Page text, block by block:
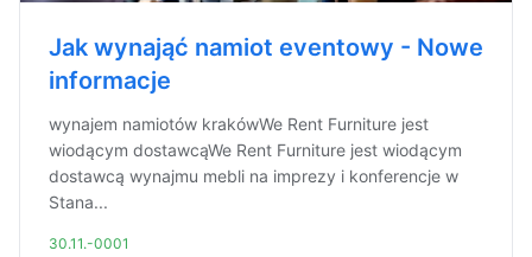
Jak wynająć namiot eventowy - Nowe
informacje
wynajem namiotów krakówWe Rent Furniture jest
wiodącym dostawcąWe Rent Furniture jest wiodącym
dostawcą wynajmu mebli na imprezy i konferencje w
Stana...
30.11.-0001